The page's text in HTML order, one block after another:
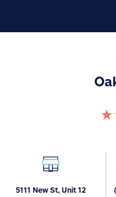
★
5111 New St, Unit 12